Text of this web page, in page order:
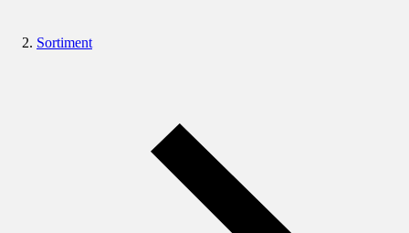
Sortiment